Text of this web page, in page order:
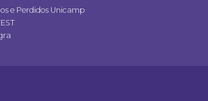
e Perdidos Unicamp